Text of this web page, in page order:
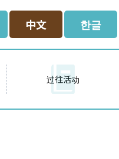
中文 한글
过往活动